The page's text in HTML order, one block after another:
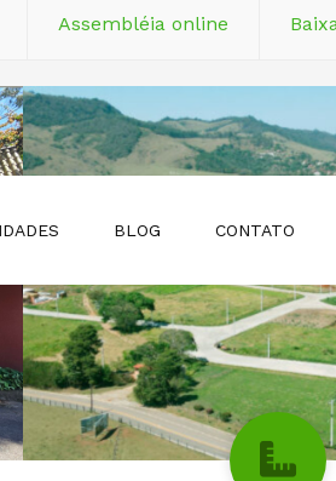
Assembléia online
(11)2473-3608
M115
BLOG CONTATO